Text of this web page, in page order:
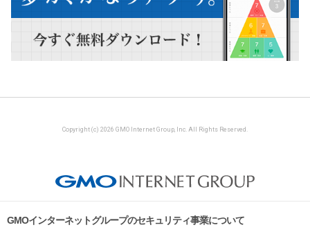
Copyright (c) 2026 GMO Internet Group, Inc. All Rights Reserved.
GMOインターネットグループのセキュリティ事業について